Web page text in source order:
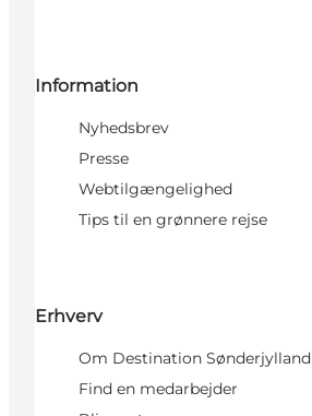
Information
Nyhedsbrev
Presse
Webtilgængelighed
Tips til en grønnere rejse
Erhverv
Om Destination Sønderjylland
Find en medarbejder